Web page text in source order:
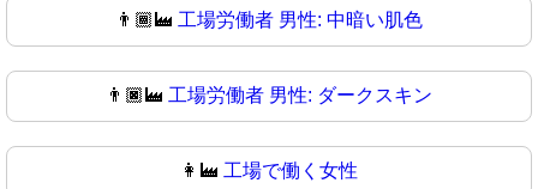
👨🏾‍🏭 工場労働者 男性: 中暗い肌色
👨🏿‍🏭 工場労働者 男性: ダークスキン
👩‍🏭 工場で働く女性